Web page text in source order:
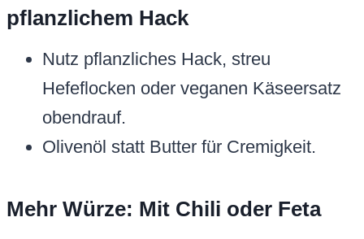
pflanzlichem Hack
Nutz pflanzliches Hack, streu
Hefeflocken oder veganen Käseersatz
obendrauf.
Olivenöl statt Butter für Cremigkeit.
Mehr Würze: Mit Chili oder Feta